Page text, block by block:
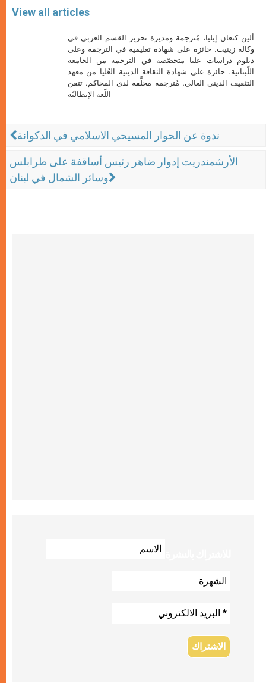
View all articles
ألين كنعان إيليا، مُترجمة ومديرة تحرير القسم العربي في
وكالة زينيت. حائزة على شهادة تعليمية في الترجمة وعلى
دبلوم دراسات عليا متخصّصة في الترجمة من الجامعة
اللّبنانية. حائزة على شهادة الثقافة الدينية العُليا من معهد
التثقيف الديني العالي. مُترجمة محلَّفة لدى المحاكم. تتقن
اللّغة الإيطاليّة
ندوة عن الحوار المسيحي الاسلامي في الدكوانة
الأرشمندريت إدوار ضاهر رئيس أساقفة على طرابلس
وسائر الشمال في لبنان